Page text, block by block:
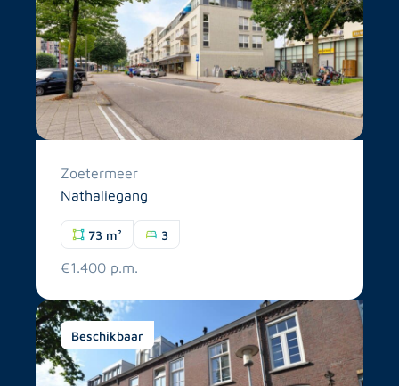
Zoetermeer
Nathaliegang
73 m² 3
€1.400 p.m.
Beschikbaar